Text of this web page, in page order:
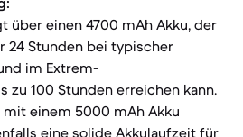
über einen 4700 mAh Akku, der
24 Stunden bei typischer
im Extrem-
zu 100 Stunden erreichen kann.
mit einem 5000 mAh Akku
eine solide Akkulaufzeit für